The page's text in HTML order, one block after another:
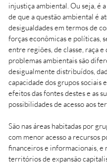
injustiça ambiental. Ou seja, é
de que a questão ambiental é
desigualdades em termos de
forças econômicas e políticas,
entre regiões, de classe, raça e
problemas ambientais são
desigualmente distribuídos,
capacidade dos grupos sociais
efeitos das fontes destes e as
possibilidades de acesso aos
São nas áreas habitadas por
com menor acesso a recursos
financeiros e informacionais, e
territórios de expansão